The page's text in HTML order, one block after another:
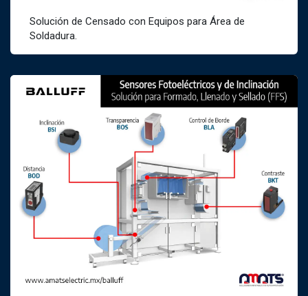
Solución de Censado con Equipos para Área de
Soldadura.